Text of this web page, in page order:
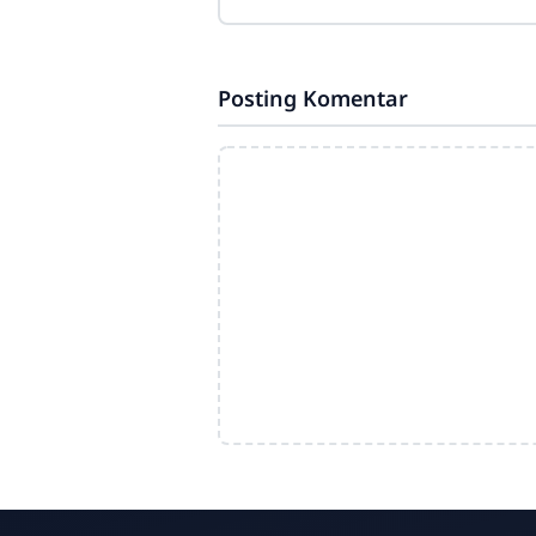
#unggulberprestasi
Posting Komentar